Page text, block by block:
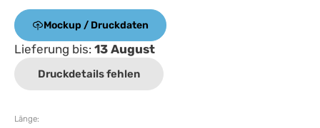
Mockup / Druckdaten
Lieferung bis: 13 August
Druckdetails fehlen
Länge: